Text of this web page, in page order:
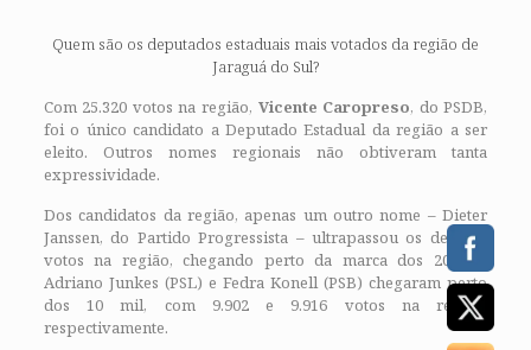
Quem são os deputados estaduais mais votados da região de
Jaraguá do Sul?
Com 25.320 votos na região, Vicente Caropreso, do PSDB,
foi o único candidato a Deputado Estadual da região a ser
eleito. Outros nomes regionais não obtiveram tanta
expressividade.
Dos candidatos da região, apenas um outro nome – Dieter
Janssen, do Partido Progressista – ultrapassou os dez mil
votos na região, chegando perto da marca dos 20 mil.
Adriano Junkes (PSL) e Fedra Konell (PSB) chegaram perto
dos 10 mil, com 9.902 e 9.916 votos na região,
respectivamente.